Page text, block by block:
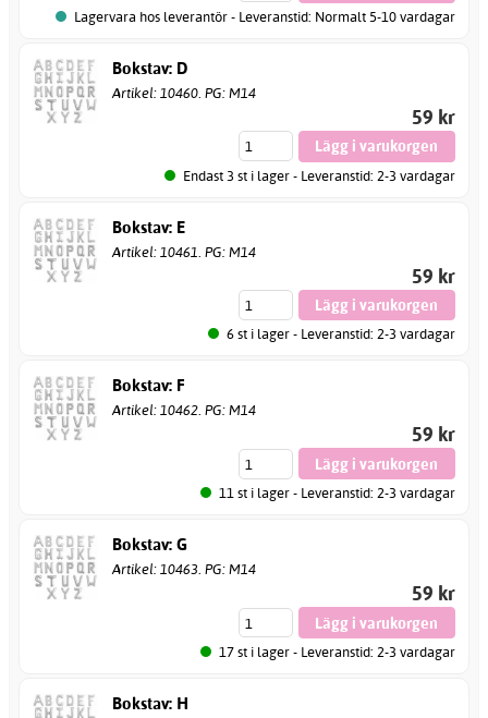
Lagervara hos leverantör - Leveranstid: Normalt 5-10 vardagar
Bokstav: D
Artikel: 10460. PG: M14
59 kr
Endast 3 st i lager - Leveranstid: 2-3 vardagar
Bokstav: E
Artikel: 10461. PG: M14
59 kr
6 st i lager - Leveranstid: 2-3 vardagar
Bokstav: F
Artikel: 10462. PG: M14
59 kr
11 st i lager - Leveranstid: 2-3 vardagar
Bokstav: G
Artikel: 10463. PG: M14
59 kr
17 st i lager - Leveranstid: 2-3 vardagar
Bokstav: H